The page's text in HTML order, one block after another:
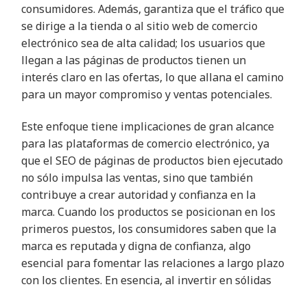
consumidores. Además, garantiza que el tráfico que
se dirige a la tienda o al sitio web de comercio
electrónico sea de alta calidad; los usuarios que
llegan a las páginas de productos tienen un
interés claro en las ofertas, lo que allana el camino
para un mayor compromiso y ventas potenciales.
Este enfoque tiene implicaciones de gran alcance
para las plataformas de comercio electrónico, ya
que el SEO de páginas de productos bien ejecutado
no sólo impulsa las ventas, sino que también
contribuye a crear autoridad y confianza en la
marca. Cuando los productos se posicionan en los
primeros puestos, los consumidores saben que la
marca es reputada y digna de confianza, algo
esencial para fomentar las relaciones a largo plazo
con los clientes. En esencia, al invertir en sólidas